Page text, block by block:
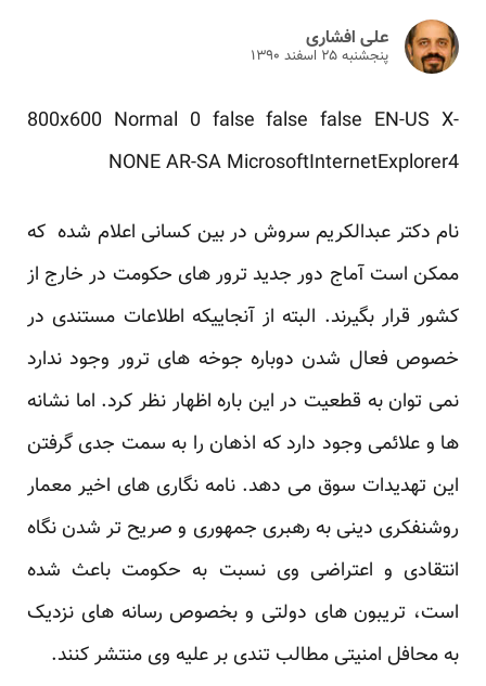
علی افشاری
پنجشنبه ۲۵ اسفند ۱۳۹۰
800x600 Normal 0 false false false EN-US X-
NONE AR-SA MicrosoftInternetExplorer4
نام دکتر عبدالکریم سروش در بین کسانی اعلام شده که
ممکن است آماج دور جدید ترور های حکومت در خارج از
کشور قرار بگیرند. البته از آنجاییکه اطلاعات مستندی در
خصوص فعال شدن دوباره جوخه های ترور وجود ندارد
نمی توان به قطعیت در این باره اظهار نظر کرد. اما نشانه
ها و علائمی وجود دارد که اذهان را به سمت جدی گرفتن
این تهدیدات سوق می دهد. نامه نگاری های اخیر معمار
روشنفکری دینی به رهبری جمهوری و صریح تر شدن نگاه
انتقادی و اعتراضی وی نسبت به حکومت باعث شده
است، تریبون های دولتی و بخصوص رسانه های نزدیک
به محافل امنیتی مطالب تندی بر علیه وی منتشر کنند.